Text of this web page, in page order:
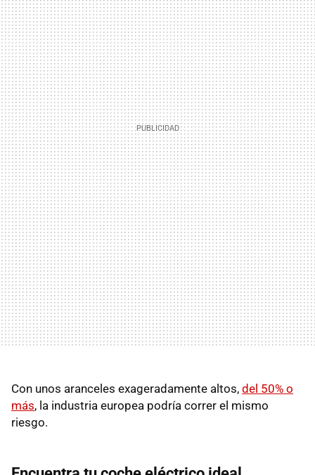
Con unos aranceles exageradamente altos, del 50% o
más, la industria europea podría correr el mismo
riesgo.